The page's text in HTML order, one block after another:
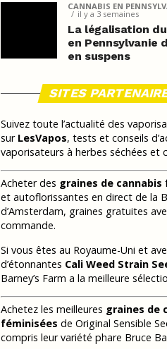
CANNABIS EN
il y a 3 semaines
La légalisation
en Pennsylvanie
en suspens
SITES
Suivez toute l’actualité des
sur LesVapos, tests et conseils
vaporisateurs à herbes séchées et
Acheter des graines de cannabis
et autoflorissantes en direct de la
d’Amsterdam, graines gratuites
commande.
Si vous êtes au Royaume-Uni et
d’étonnantes Cali Weed Strain
Barney’s Farm a la meilleure
Achetez les meilleures graines de
féminisées de Original Sensible
compris leur variété phare Bruce